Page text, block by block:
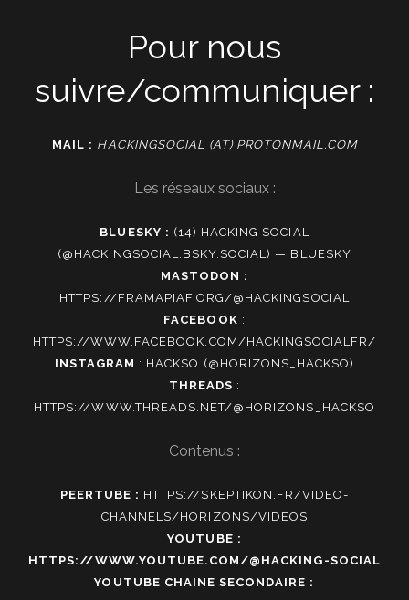
Pour nous
suivre/communiquer :
MAIL : HACKINGSOCIAL (AT) PROTONMAIL.COM
Les réseaux sociaux :
BLUESKY : (14) HACKING SOCIAL
(@HACKINGSOCIAL.BSKY.SOCIAL) — BLUESKY
MASTODON :
HTTPS://FRAMAPIAF.ORG/@HACKINGSOCIAL
FACEBOOK :
HTTPS://WWW.FACEBOOK.COM/HACKINGSOCIALFR/
INSTAGRAM : HACKSO (@HORIZONS_HACKSO)
THREADS :
HTTPS://WWW.THREADS.NET/@HORIZONS_HACKSO
Contenus :
PEERTUBE : HTTPS://SKEPTIKON.FR/VIDEO-
CHANNELS/HORIZONS/VIDEOS
YOUTUBE :
HTTPS://WWW.YOUTUBE.COM/@HACKING-SOCIAL
YOUTUBE CHAINE SECONDAIRE :